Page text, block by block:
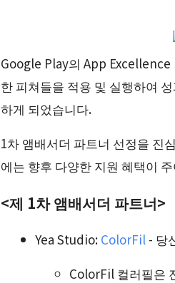
Google Play의 App Excellence
한 피쳐들을 적용 및 실행하여
하게 되었습니다.
1차 앰배서더 파트너 선정을 진
에는 향후 다양한 지원 혜택이
<제 1차 앰배서더 파트너>
Yea Studio: ColorFil - 당
ColorFil 컬러필은